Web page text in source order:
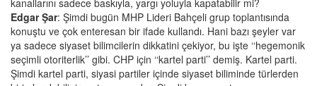
kanallarını sadece baskıyla, yargı yoluyla kapatabilir mi?
Edgar Şar: Şimdi bugün MHP Lideri Bahçeli grup toplantısında
konuştu ve çok enteresan bir ifade kullandı. Hani bazı şeyler var
ya sadece siyaset bilimcilerin dikkatini çekiyor, bu işte ‘‘hegemonik
seçimli otoriterlik’’ gibi. CHP için ‘‘kartel parti’’ demiş. Kartel parti.
Şimdi kartel parti, siyasi partiler içinde siyaset biliminde türlerden